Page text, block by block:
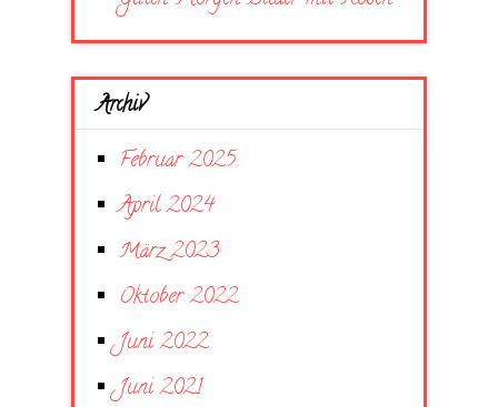
Archiv
Februar 2025
April 2024
März 2023
Oktober 2022
Juni 2022
Juni 2021